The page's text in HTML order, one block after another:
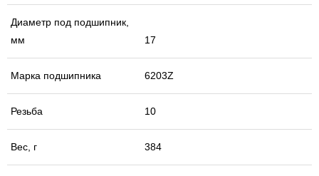
Диаметр под подшипник,
мм
17
Марка подшипника 6203Z
Резьба 10
Вес, г 384